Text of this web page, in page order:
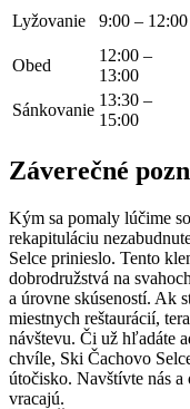
Lyžovanie 9:00 – 12:00
Obed
12:00 –
13:00
Sánkovanie
13:30 –
15:00
Záverečné
Kým sa pomaly lúčime​
rekapituláciu
Selce ⁢prinieslo.‌ Tento
dobrodružstvá na
a úrovne skúseností. Ak
miestnych reštaurácií,
návštevu. Či už⁢ hľadáte
chvíle, Ski Čachovo
útočisko. Navštívte nás a
vracajú.